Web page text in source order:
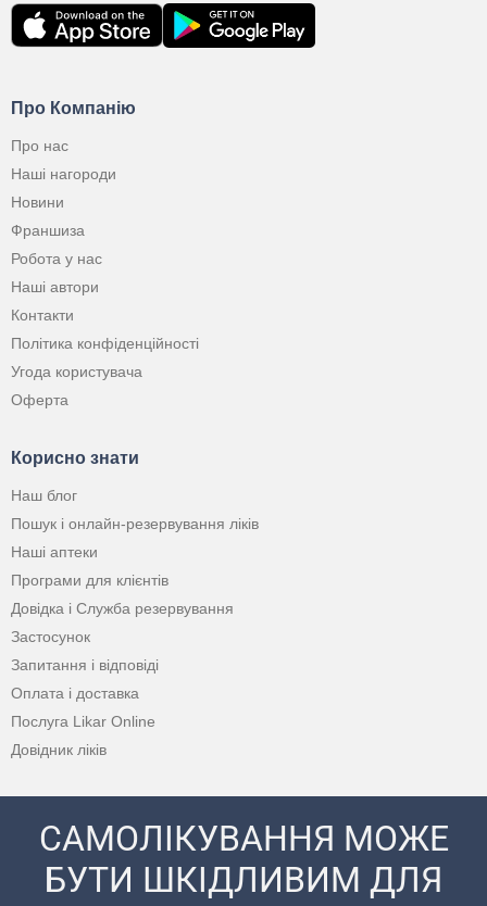
Про Компанію
Про нас
Наші нагороди
Новини
Франшиза
Робота у нас
Наші автори
Контакти
Політика конфіденційності
Угода користувача
Оферта
Корисно знати
Наш блог
Пошук і онлайн-резервування ліків
Наші аптеки
Програми для клієнтів
Довідка і Служба резервування
Застосунок
Запитання і відповіді
Оплата і доставка
Послуга Likar Online
Довідник ліків
САМОЛІКУВАННЯ МОЖЕ
БУТИ ШКІДЛИВИМ ДЛЯ